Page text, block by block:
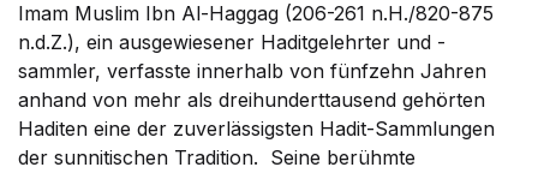
Imam Muslim Ibn Al-Haggag (206-261 n.H./820-875
n.d.Z.), ein ausgewiesener Haditgelehrter und -
sammler, verfasste innerhalb von fünfzehn Jahren
anhand von mehr als dreihunderttausend gehörten
Haditen eine der zuverlässigsten Hadit-Sammlungen
der sunnitischen Tradition. Seine berühmte